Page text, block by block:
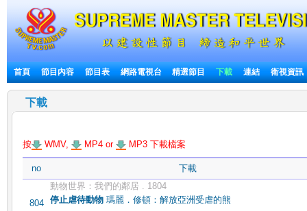
首頁 節目內容 節目表 網路電視台 精選節目 下載 連結 衛視資訊
下載
按 WMV, MP4 or MP3 下載檔案
no 下載
804
動物世界：我們的鄰居 . 1804
停止虐待動物 瑪麗．修頓：解放亞洲受虐的熊